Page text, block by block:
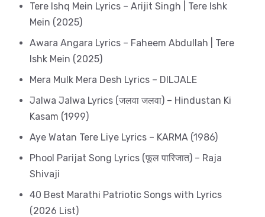
Tere Ishq Mein Lyrics – Arijit Singh | Tere Ishk
Mein (2025)
Awara Angara Lyrics – Faheem Abdullah | Tere
Ishk Mein (2025)
Mera Mulk Mera Desh Lyrics – DILJALE
Jalwa Jalwa Lyrics (जलवा जलवा) – Hindustan Ki
Kasam (1999)
Aye Watan Tere Liye Lyrics – KARMA (1986)
Phool Parijat Song Lyrics (फूल पारिजात) – Raja
Shivaji
40 Best Marathi Patriotic Songs with Lyrics
(2026 List)